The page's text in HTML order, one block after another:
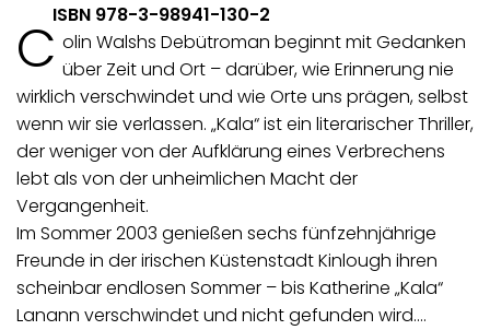
ISBN 978-3-98941-130-2
C olin Walshs Debütroman beginnt mit Gedanken
über Zeit und Ort – darüber, wie Erinnerung nie
wirklich verschwindet und wie Orte uns prägen, selbst
wenn wir sie verlassen. „Kala“ ist ein literarischer Thriller,
der weniger von der Aufklärung eines Verbrechens
lebt als von der unheimlichen Macht der
Vergangenheit.
Im Sommer 2003 genießen sechs fünfzehnjährige
Freunde in der irischen Küstenstadt Kinlough ihren
scheinbar endlosen Sommer – bis Katherine „Kala“
Lanann verschwindet und nicht gefunden wird.…